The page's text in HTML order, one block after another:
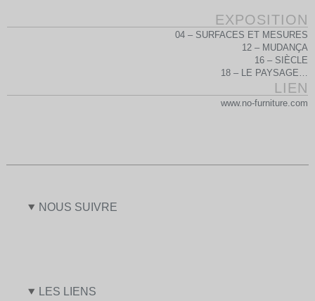
EXPOSITION
04 – SURFACES ET MESURES
12 – MUDANÇA
16 – SIÈCLE
18 – LE PAYSAGE…
LIEN
www.no-furniture.com
NOUS SUIVRE
LES LIENS